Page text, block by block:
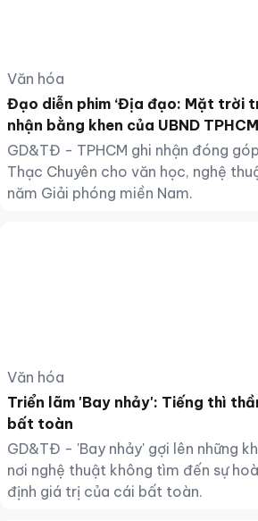
Văn hóa
Đạo diễn phim ‘Địa đạo: Mặt trời
nhận bằng khen của UBND TPHCM
GD&TĐ - TPHCM ghi nhận đóng
Thạc Chuyên cho văn học, nghệ
năm Giải phóng miền Nam.
Văn hóa
Triển lãm 'Bay nhảy': Tiếng thì
bất toàn
GD&TĐ - 'Bay nhảy' gợi lên những
nơi nghệ thuật không tìm đến sự
định giá trị của cái bất toàn.